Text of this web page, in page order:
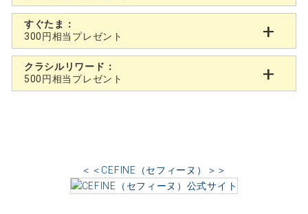
すぐたま：
300円相当プレゼント
クラシルリワード：
500円相当プレゼント
＜＜CEFINE（セフィーヌ）＞＞